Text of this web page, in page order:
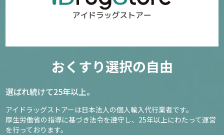
おくすり選択の自由
選ばれ続けて25年以上。
アイドラッグストアーは日本法人の個人輸入代行業者です。
厚生労働省の指導に基づき法令を遵守し、 25年以上にわたって運営
を行っております。